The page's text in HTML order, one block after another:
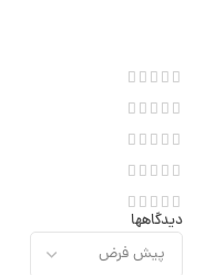
دیدگاهها